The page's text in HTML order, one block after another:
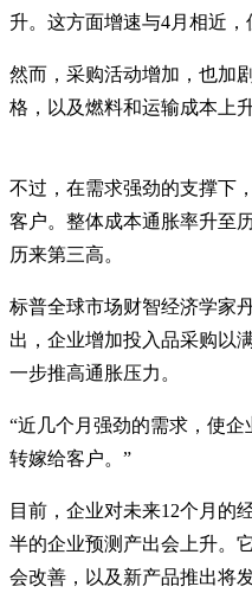
升。这方面增速与4月相近，
然而，采购活动增加，也加
格，以及燃料和运输成本上
不过，在需求强劲的支撑下
客户。整体成本通胀率升至
历来第三高。
标普全球市场财智经济学家
出，企业增加投入品采购以
一步推高通胀压力。
“近几个月强劲的需求，使企
转嫁给客户。”
目前，企业对未来12个月的
半的企业预测产出会上升。
会改善，以及新产品推出将